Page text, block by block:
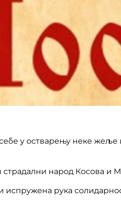
у остварењу неке
народ Косова и
рука